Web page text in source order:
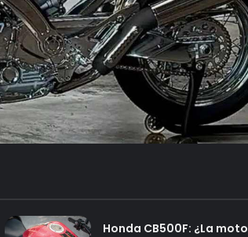
Honda CB500F: ¿La moto